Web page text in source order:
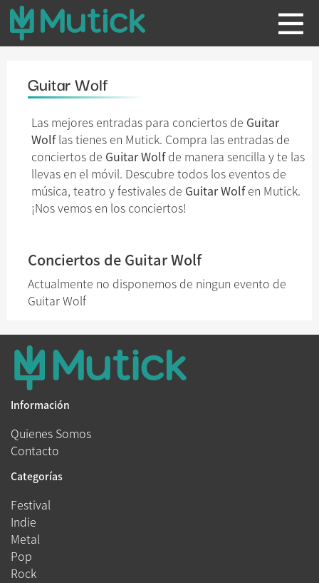
Guitar Wolf
Las mejores entradas para conciertos de Guitar
Wolflas tienes en Mutick. Compra las entradas de
conciertos de Guitar Wolfde manera sencilla y te las
llevas en el móvil. Descubre todos los eventos de
música, teatro y festivales de Guitar Wolfen Mutick.
¡Nos vemos en los conciertos!
Conciertos de Guitar Wolf
Actualmente no disponemos de ningun evento de
Guitar Wolf
Información
Quienes Somos
Contacto
Categorías
Festival
Indie
Metal
Pop
Rock